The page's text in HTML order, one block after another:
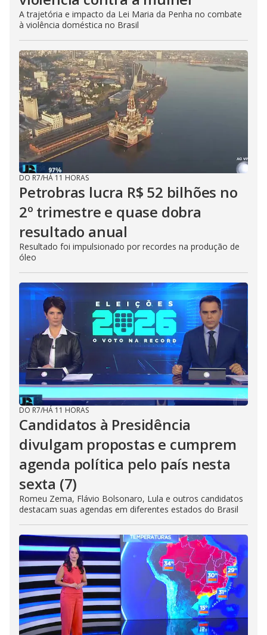
A trajetória e impacto da Lei Maria da Penha no combate
à violência doméstica no Brasil
DO R7/HÁ 11 HORAS
Petrobras lucra R$ 52 bilhões no
2º trimestre e quase dobra
resultado anual
Resultado foi impulsionado por recordes na produção de
óleo
DO R7/HÁ 11 HORAS
Candidatos à Presidência
divulgam propostas e cumprem
agenda política pelo país nesta
sexta (7)
Romeu Zema, Flávio Bolsonaro, Lula e outros candidatos
destacam suas agendas em diferentes estados do Brasil